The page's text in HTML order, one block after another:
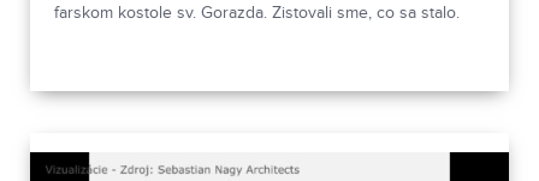
farskom kostole sv. Gorazda. Zistovali sme, co sa stalo.